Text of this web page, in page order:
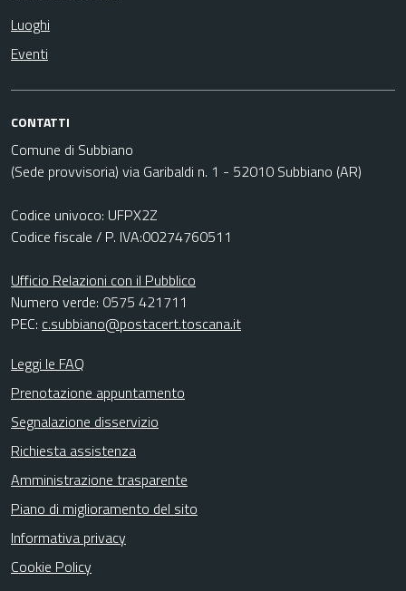
Luoghi
Eventi
CONTATTI
Comune di Subbiano
(Sede provvisoria) via Garibaldi n. 1 - 52010 Subbiano (AR)
Codice univoco: UFPX2Z
Codice fiscale / P. IVA:00274760511
Ufficio Relazioni con il Pubblico
Numero verde: 0575 421711
PEC: c.subbiano@postacert.toscana.it
Leggi le FAQ
Prenotazione appuntamento
Segnalazione disservizio
Richiesta assistenza
Amministrazione trasparente
Piano di miglioramento del sito
Informativa privacy
Cookie Policy